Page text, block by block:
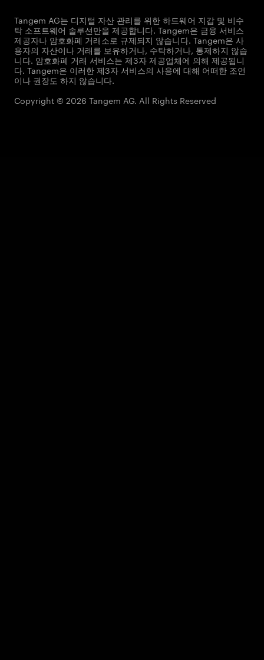
Tangem AG는 디지털 자산 관리를 위한 하드웨어 지갑 및 비수
탁 소프트웨어 솔루션만을 제공합니다. Tangem은 금융 서비스
제공자나 암호화폐 거래소로 규제되지 않습니다. Tangem은 사
용자의 자산이나 거래를 보유하거나, 수탁하거나, 통제하지 않습
니다. 암호화폐 거래 서비스는 제3자 제공업체에 의해 제공됩니
다. Tangem은 이러한 제3자 서비스의 사용에 대해 어떠한 조언
이나 권장도 하지 않습니다.